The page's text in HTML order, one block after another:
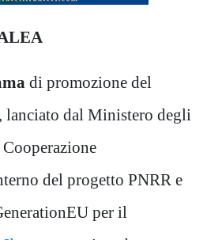
di promozione del
lanciato dal Ministero degli
del progetto PNRR e
per il